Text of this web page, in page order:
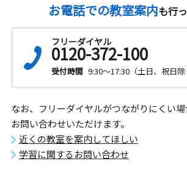
お電話での教室案内も行
フリーダイヤル
0120-372-100
受付時間 9:30～17:30（土日、祝日除
なお、フリーダイヤルがつながりにくい
お問い合わせいただけます。
近くの教室を案内してほしい
学習に関するお問い合わせ